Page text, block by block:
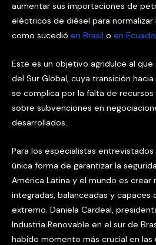
aumentar sus importaciones de
eléctricos de diésel para
como sucedió en Brasil o en
Este es un objetivo agridulce al
del Sur Global, cuya transición
se complica por la falta de
sobre subvenciones en
desarrollados.
Para los especialistas entrevistados
única forma de garantizar la
América Latina y el mundo es crear
integradas, balanceadas y capaces
extremo. Daniela Cardeal,
Industria Renovable en el sur de
habido momento más crucial en las